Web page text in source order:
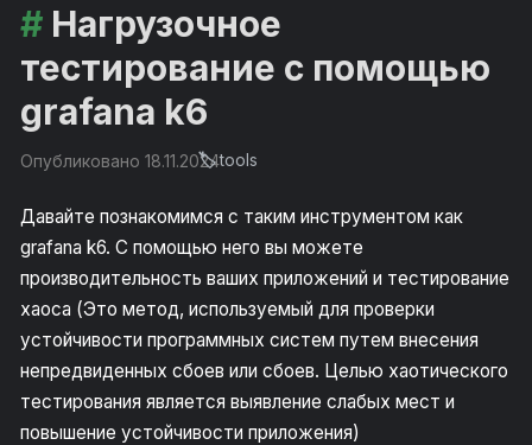
Нагрузочное
тестирование с помощью
grafana k6
Опубликовано 18.11.2024tools
Давайте познакомимся с таким инструментом как
grafana k6. С помощью него вы можете
производительность ваших приложений и тестирование
хаоса (Это метод, используемый для проверки
устойчивости программных систем путем внесения
непредвиденных сбоев или сбоев. Целью хаотического
тестирования является выявление слабых мест и
повышение устойчивости приложения)